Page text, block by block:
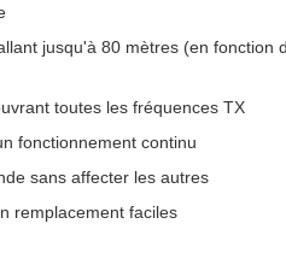
jusqu'à 80 mètres (en fonction
toutes les fréquences TX
fonctionnement continu
sans affecter les autres
remplacement faciles